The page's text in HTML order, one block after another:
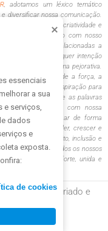
, adotamos um léxico temático
diversificar nossa comunicação.
originalidade, criatividade e
internas quanto com nosso
e metáforas relacionadas a
natureza, sem qualquer intenção
a animais de forma pejorativa.
e engajador, onde a força, a
sejam fontes de inspiração para
interpretações que as palavras
diálogo aberto com nossa
escolhemos tocar de forma
aqui para aprender, crescer e
valores de respeito, inclusão e
e o apoio de todos os nossos
comunidade mais forte, unida e
de Saúde | Criado e
essenciais
a sua
e serviços,
dados
e
exposta.
de cookies